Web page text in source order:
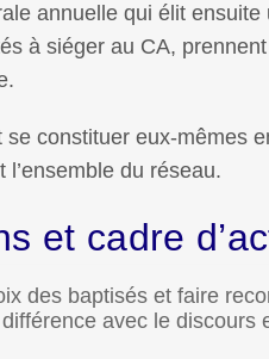
annuelle qui élit
à siéger au CA,
constituer eux-mêmes
du réseau.
et cadre
des baptisés et faire
avec le discours